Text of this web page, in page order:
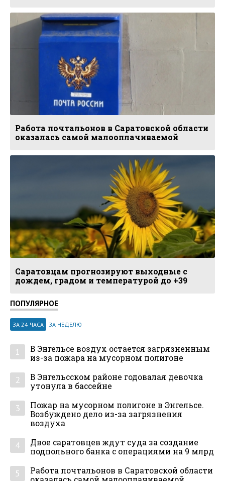
Работа почтальонов в Саратовской области
оказалась самой малооплачиваемой
Саратовцам прогнозируют выходные с
дождем, градом и температурой до +39
ПОПУЛЯРНОЕ
ЗА 24 ЧАСА ЗА НЕДЕЛЮ
1
В Энгельсе воздух остается загрязненным
из-за пожара на мусорном полигоне
2
В Энгельсском районе годовалая девочка
утонула в бассейне
3
Пожар на мусорном полигоне в Энгельсе.
Возбуждено дело из-за загрязнения
воздуха
4
Двое саратовцев ждут суда за создание
подпольного банка с операциями на 9 млрд
5
Работа почтальонов в Саратовской области